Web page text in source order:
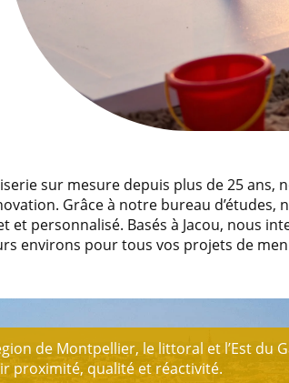
sur mesure depuis plus de 25
Grâce à notre bureau
et personnalisé. Basés à Jacou, nous
environs pour tous vos projets de
de Montpellier, le littoral et l’Est du
proximité, qualité et réactivité.